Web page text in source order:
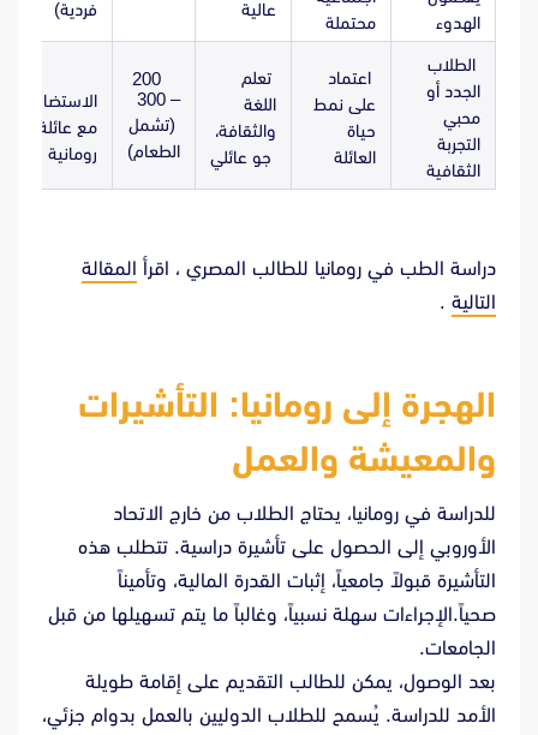
الهدوء
محتملة
عالية
فردية)
الطلاب
الجدد أو
محبي
التجربة
الثقافية
اعتماد
على نمط
حياة
العائلة
تعلم
اللغة
والثقافة،
جو عائلي
200
(تشمل
الطعام)
الاستضافة
مع عائلة
رومانية
دراسة الطب في رومانيا للطالب المصري ، اقرأ المقالة
التالية .
الهجرة إلى رومانيا: التأشيرات
والمعيشة والعمل
للدراسة في رومانيا، يحتاج الطلاب من خارج الاتحاد
الأوروبي إلى الحصول على تأشيرة دراسية. تتطلب هذه
التأشيرة قبولاً جامعياً، إثبات القدرة المالية، وتأميناً
صحياً.الإجراءات سهلة نسبياً، وغالباً ما يتم تسهيلها من قبل
الجامعات.
بعد الوصول، يمكن للطالب التقديم على إقامة طويلة
الأمد للدراسة. يُسمح للطلاب الدوليين بالعمل بدوام جزئي،